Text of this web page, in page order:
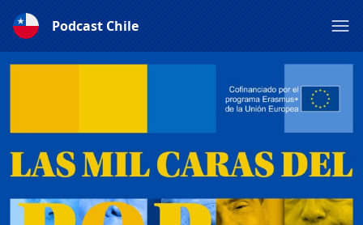
Podcast Chile